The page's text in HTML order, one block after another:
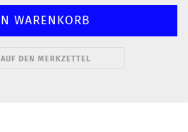
AUF DEN MERKZETTEL